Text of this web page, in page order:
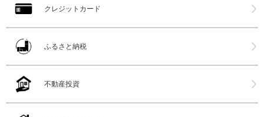
クレジットカード
ふるさと納税
不動産投資